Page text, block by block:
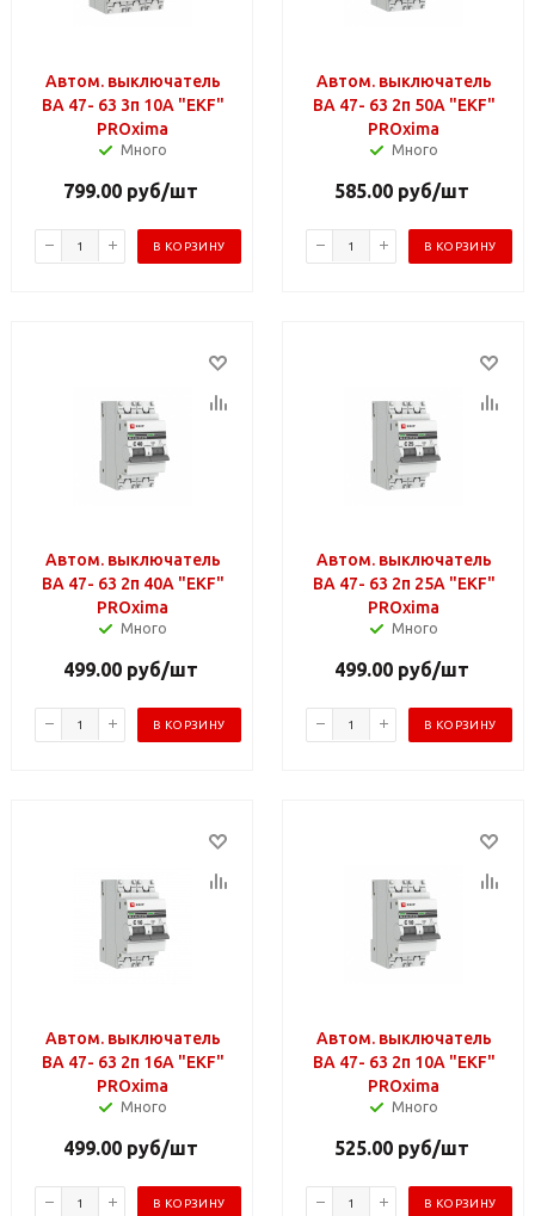
Автом. выключатель
ВА 47- 63 3п 10А "EKF"
PROxima
Много
799.00руб/шт
В КОРЗИНУ
Автом. выключатель
ВА 47- 63 2п 50А "EKF"
PROxima
Много
585.00руб/шт
В КОРЗИНУ
Автом. выключатель
ВА 47- 63 2п 40А "EKF"
PROxima
Много
499.00руб/шт
В КОРЗИНУ
Автом. выключатель
ВА 47- 63 2п 25А "EKF"
PROxima
Много
499.00руб/шт
В КОРЗИНУ
Автом. выключатель
ВА 47- 63 2п 16А "EKF"
PROxima
Много
499.00руб/шт
В КОРЗИНУ
Автом. выключатель
ВА 47- 63 2п 10А "EKF"
PROxima
Много
525.00руб/шт
В КОРЗИНУ